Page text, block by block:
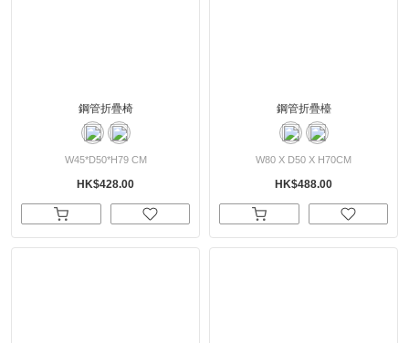
鋼管折疊椅
W45*D50*H79 CM
HK$428.00
鋼管折疊檯
W80 X D50 X H70CM
HK$488.00